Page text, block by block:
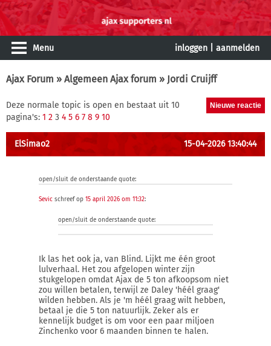
Menu inloggen aanmelden
Ajax Forum » Algemeen Ajax forum » Jordi Cruijff
Deze normale topic is open en bestaat uit 10
pagina's: 1 2 3 4 5 6 7 8 9 10
ElSimao2 15-04-2026 13:40:44
open/sluit de onderstaande quote:
Sevic schreef op 15 april 2026 om 11:32:
open/sluit de onderstaande quote:
Ik las het ook ja, van Blind. Lijkt me één groot
lulverhaal. Het zou afgelopen winter zijn
stukgelopen omdat Ajax de 5 ton afkoopsom niet
zou willen betalen, terwijl ze Daley 'héél graag'
wilden hebben. Als je 'm héél graag wilt hebben,
betaal je die 5 ton natuurlijk. Zeker als er
kennelijk budget is om voor een paar miljoen
Zinchenko voor 6 maanden binnen te halen.